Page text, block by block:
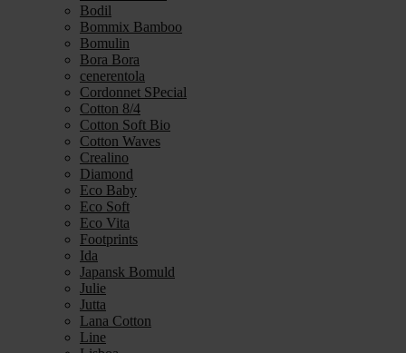
Bodil
Bommix Bamboo
Bomulin
Bora Bora
cenerentola
Cordonnet SPecial
Cotton 8/4
Cotton Soft Bio
Cotton Waves
Crealino
Diamond
Eco Baby
Eco Soft
Eco Vita
Footprints
Ida
Japansk Bomuld
Julie
Jutta
Lana Cotton
Line